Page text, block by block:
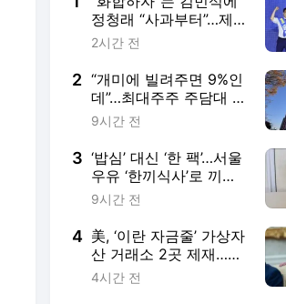
정청래 “사과부터”…제
주서 與 전대 충돌
2시간 전
2 “개미에 빌려주면 9%인
데”…최대주주 주담대 연
장 문턱 높아진 이유
9시간 전
3 ‘밥심’ 대신 ‘한 팩’…서울
우유 ‘한끼식사’로 끼니
해결될까 [리뷰로그]
9시간 전
4 美, ‘이란 자금줄’ 가상자
산 거래소 2곳 제재…올
해만 8번째
4시간 전